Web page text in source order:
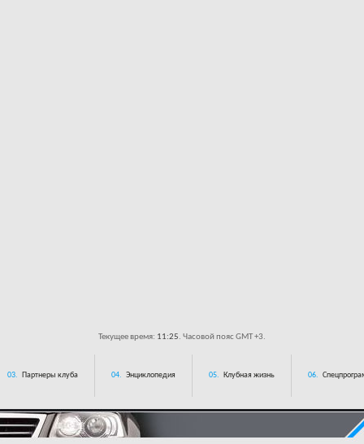
Текущее время: 11:25. Часовой пояс GMT +3.
03. Партнеры клуба 04. Энциклопедия 05. Клубная жизнь 06.